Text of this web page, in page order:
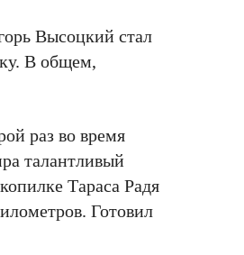
Высоцкий стал
В общем,
раз во время
талантливый
Тараса Радя
Готовил